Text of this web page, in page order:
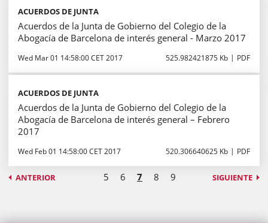
ACUERDOS DE JUNTA
Acuerdos de la Junta de Gobierno del Colegio de la
Abogacía de Barcelona de interés general - Marzo 2017
Wed Mar 01 14:58:00 CET 2017 525.982421875 Kb PDF
ACUERDOS DE JUNTA
Acuerdos de la Junta de Gobierno del Colegio de la
Abogacía de Barcelona de interés general – Febrero
2017
Wed Feb 01 14:58:00 CET 2017 520.306640625 Kb PDF
ANTERIOR 5 6 7 8 9 SIGUIENTE